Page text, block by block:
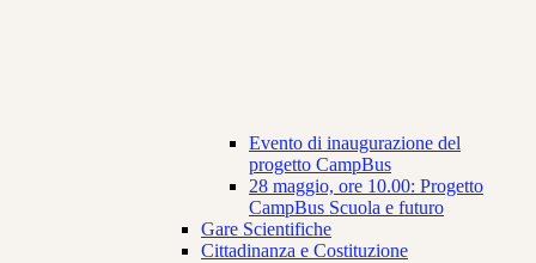
Evento di inaugurazione del
progetto CampBus
28 maggio, ore 10.00: Progetto
CampBus Scuola e futuro
Gare Scientifiche
Cittadinanza e Costituzione